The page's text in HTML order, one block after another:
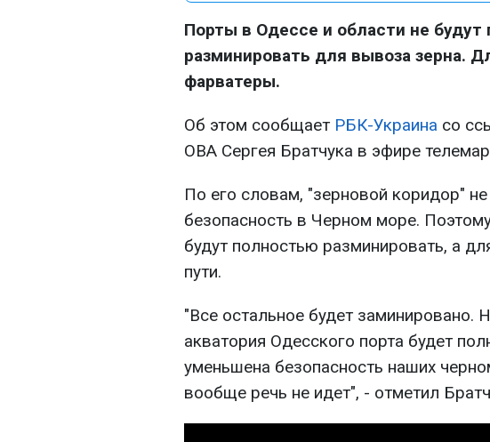
Порты в Одессе и области не будут
разминировать для вывоза зерна.
фарватеры.
Об этом сообщает РБК-Украина со
ОВА Сергея Братчука в эфире
По его словам, "зерновой коридор"
безопасность в Черном море.
будут полностью разминировать, а
пути.
"Все остальное будет заминировано.
акватория Одесского порта будет
уменьшена безопасность наших
вообще речь не идет", - отметил